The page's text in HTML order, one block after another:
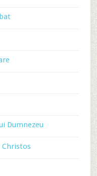
Dumnezeu
Christos